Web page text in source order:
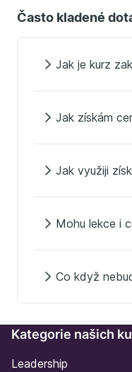
Často kladené
Jak je kurz
Jak získám
Jak využiji
Mohu lekce i
Co když
Kategorie našich
Leadership